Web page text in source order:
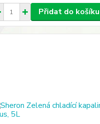
Přidat do košíku